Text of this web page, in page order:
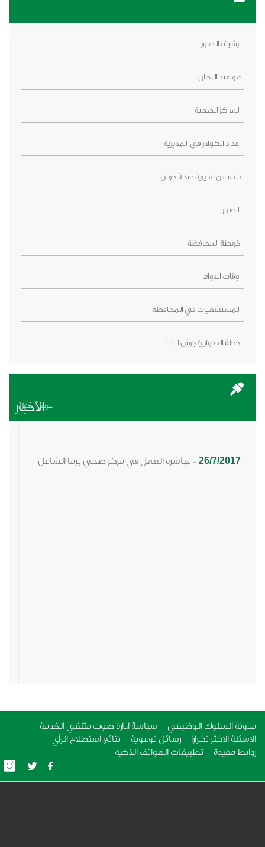
ارشيف الصور
مواعيد اللجان
المراكز الصحية
اعداد الكوادر في المديرية
نبذه عن مديرية صحة جرش
خريطة المحافظة
اوقات الدوام
المستشفيات في المحافظة
خطة الطوارئ جرش 2026
الأخبار
عرض الكل
26/7/2017
-مباشرة العمل في مركز صحي برما الشامل
السلوك الوظيفي
سياسة ادارة صوت متلقي الخدمة
الاكثر تكرارا
رسائل توعوية
نتائج استطلاع الرأي
مفيدة
تطبيقات الهواتف الذكية